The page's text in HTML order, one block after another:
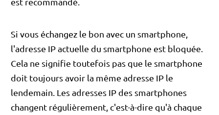
Si vous échangez le bon avec un smartphone,
l'adresse IP actuelle du smartphone est bloquée.
Cela ne signifie toutefois pas que le smartphone
doit toujours avoir la même adresse IP le
lendemain. Les adresses IP des smartphones
changent régulièrement, c'est-à-dire qu'à chaque